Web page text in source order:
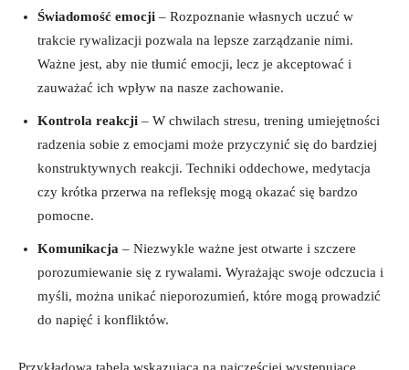
Świadomość emocji – Rozpoznanie własnych uczuć w
trakcie rywalizacji pozwala ⁣na lepsze ​zarządzanie⁣ nimi.
Ważne jest, aby nie tłumić emocji, lecz je akceptować i ​
zauważać ich wpływ⁤ na nasze zachowanie.
Kontrola reakcji – ⁤W chwilach stresu, trening umiejętności⁢
radzenia ⁣sobie z emocjami‌ może przyczynić⁣ się do bardziej
konstruktywnych⁢ reakcji.​ Techniki ⁣oddechowe, ‍medytacja
czy krótka przerwa‍ na refleksję mogą okazać się bardzo
pomocne.
Komunikacja – ​Niezwykle ważne jest otwarte i szczere
porozumiewanie się z rywalami. Wyrażając swoje odczucia⁢ i
myśli, można⁢ unikać nieporozumień, które mogą prowadzić⁣
do⁤ napięć i konfliktów.